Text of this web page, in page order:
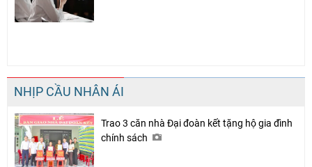
NHỊP CẦU NHÂN ÁI
Trao 3 căn nhà Đại đoàn kết tặng hộ gia đình
chính sách